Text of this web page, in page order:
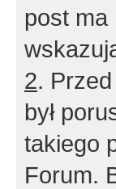
post ma
2.
był
takiego
Forum.